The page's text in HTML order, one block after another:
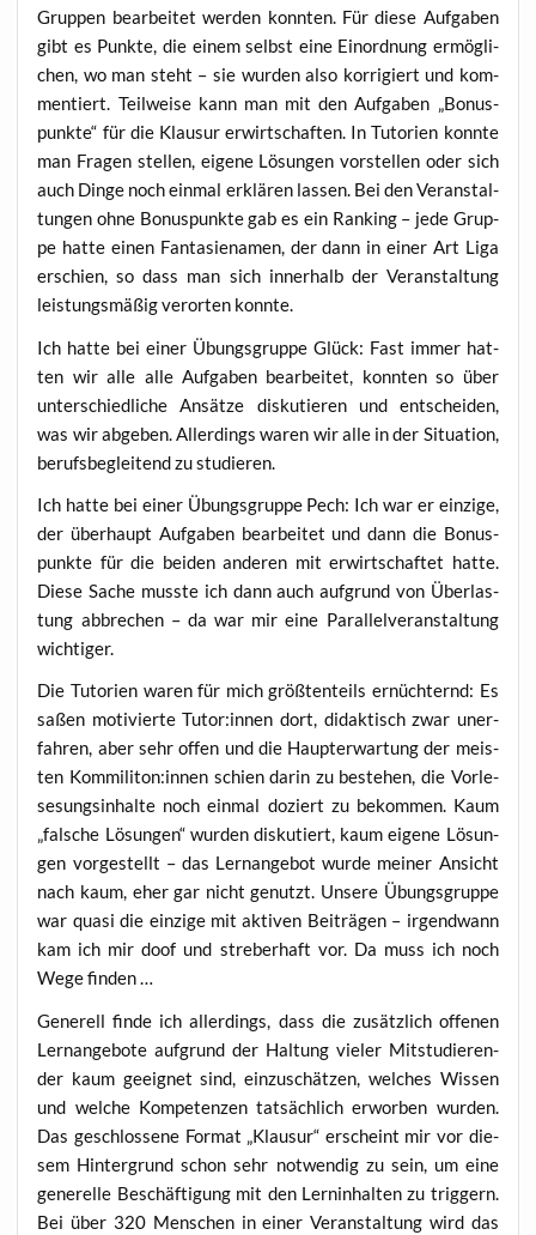
Grup­pen bear­bei­tet wer­den konn­ten. Für die­se Auf­ga­ben
gibt es Punk­te, die einem selbst eine Ein­ord­nung ermög­li­
chen, wo man steht – sie wur­den also kor­ri­giert und kom­
men­tiert. Teil­wei­se kann man mit den Auf­ga­ben „Bonus­
punk­te“ für die Klau­sur erwirt­schaf­ten. In Tuto­ri­en konn­te
man Fra­gen stel­len, eige­ne Lösun­gen vor­stel­len oder sich
auch Din­ge noch ein­mal erklä­ren las­sen. Bei den Ver­an­stal­
tun­gen ohne Bonus­punk­te gab es ein Ran­king – jede Grup­
pe hat­te einen Fan­ta­sie­na­men, der dann in einer Art Liga
erschien, so dass man sich inner­halb der Ver­an­stal­tung
leis­tungs­mä­ßig ver­or­ten konnte.
Ich hat­te bei einer Übungs­grup­pe Glück: Fast immer hat­
ten wir alle alle Auf­ga­ben bear­bei­tet, konn­ten so über
unter­schied­li­che Ansät­ze dis­ku­tie­ren und ent­schei­den,
was wir abge­ben. Aller­dings waren wir alle in der Situa­ti­on,
berufs­be­glei­tend zu studieren.
Ich hat­te bei einer Übungs­grup­pe Pech: Ich war er ein­zi­ge,
der über­haupt Auf­ga­ben bear­bei­tet und dann die Bonus­
punk­te für die bei­den ande­ren mit erwirt­schaf­tet hat­te.
Die­se Sache muss­te ich dann auch auf­grund von Über­las­
tung abbre­chen – da war mir eine Par­al­lel­ver­an­stal­tung
wichtiger.
Die Tuto­ri­en waren für mich größ­ten­teils ernüch­ternd: Es
saßen moti­vier­te Tutor:innen dort, didak­tisch zwar uner­
fah­ren, aber sehr offen und die Haupt­er­war­tung der meis­
ten Kommiliton:innen schien dar­in zu bestehen, die Vor­le­
se­sungs­in­hal­te noch ein­mal doziert zu bekom­men. Kaum
„fal­sche Lösun­gen“ wur­den dis­ku­tiert, kaum eige­ne Lösun­
gen vor­ge­stellt – das Lern­an­ge­bot wur­de mei­ner Ansicht
nach kaum, eher gar nicht genutzt. Unse­re Übungs­grup­pe
war qua­si die ein­zi­ge mit akti­ven Bei­trä­gen – irgend­wann
kam ich mir doof und stre­ber­haft vor. Da muss ich noch
Wege finden …
Gene­rell fin­de ich aller­dings, dass die zusätz­lich offe­nen
Lern­an­ge­bo­te auf­grund der Hal­tung vie­ler Mit­stu­die­ren­
der kaum geeig­net sind, ein­zu­schät­zen, wel­ches Wis­sen
und wel­che Kom­pe­ten­zen tat­säch­lich erwor­ben wur­den.
Das geschlos­se­ne For­mat „Klau­sur“ erscheint mir vor die­
sem Hin­ter­grund schon sehr not­wen­dig zu sein, um eine
gene­rel­le Beschäf­ti­gung mit den Lern­in­hal­ten zu trig­gern.
Bei über 320 Men­schen in einer Ver­an­stal­tung wird das